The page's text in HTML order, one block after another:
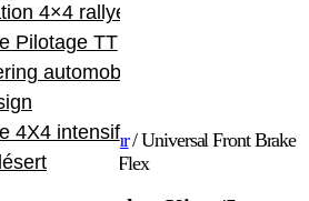
extérieur/ Universal Front Brake
Holes TeraFlex
4×4 rallye
Pilotage TT
automobile –
4X4 intensif